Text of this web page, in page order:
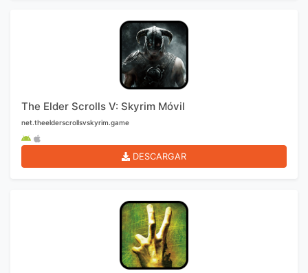
The Elder Scrolls V: Skyrim Móvil
net.theelderscrollsvskyrim.game
DESCARGAR